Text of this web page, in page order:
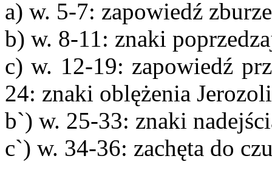
a) w. 5-7: zapowiedź
b) w. 8-11: znaki
c) w. 12-19: zapowiedź
24: znaki oblężenia
b`) w. 25-33: znaki
c`) w. 34-36: zachęta do